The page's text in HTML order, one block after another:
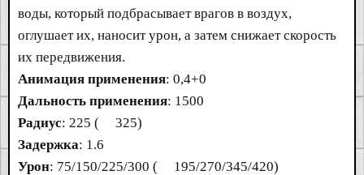
воды, который подбрасывает врагов в воздух,
оглушает их, наносит урон, а затем снижает скорость
их передвижения.
Анимация применения: 0,4+0
Дальность применения: 1500
Радиус: 225 (
325)
Задержка: 1.6
Урон: 75/150/225/300 (
195/270/345/420)